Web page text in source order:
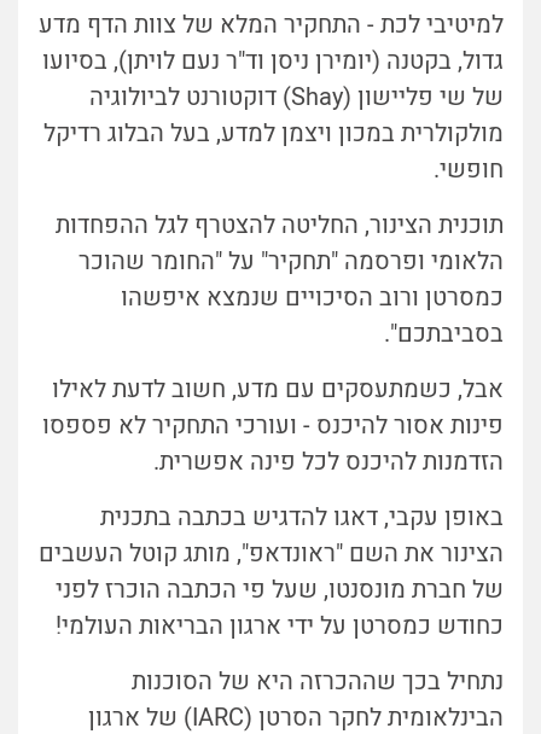
למיטיבי לכת - התחקיר המלא של צוות הדף מדע
גדול, בקטנה (יומירן ניסן וד"ר נעם לויתן), בסיועו
של שי פליישון (Shay) דוקטורנט לביולוגיה
מולקולרית במכון ויצמן למדע, בעל הבלוג רדיקל
חופשי.
תוכנית הצינור, החליטה להצטרף לגל ההפחדות
הלאומי ופרסמה "תחקיר" על "החומר שהוכר
כמסרטן ורוב הסיכויים שנמצא איפשהו
בסביבתכם".
אבל, כשמתעסקים עם מדע, חשוב לדעת לאילו
פינות אסור להיכנס - ועורכי התחקיר לא פספסו
הזדמנות להיכנס לכל פינה אפשרית.
באופן עקבי, דאגו להדגיש בכתבה בתכנית
הצינור את השם "ראונדאפ", מותג קוטל העשבים
של חברת מונסנטו, שעל פי הכתבה הוכרז לפני
כחודש כמסרטן על ידי ארגון הבריאות העולמי!
נתחיל בכך שההכרזה היא של הסוכנות
הבינלאומית לחקר הסרטן (IARC) של ארגון